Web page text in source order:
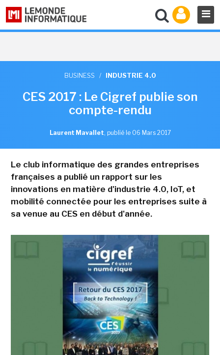
BUSINESS / INDUSTRIE 4.0
CES 2017 : Le Cigref publie son
compte-rendu
Laurent Mavallet, publié le 06 Mars 2017
Le club informatique des grandes entreprises
françaises a publié un rapport sur les
innovations en matière d'industrie 4.0, IoT, et
mobilité connectée pour les entreprises suite à
sa venue au CES en début d'année.